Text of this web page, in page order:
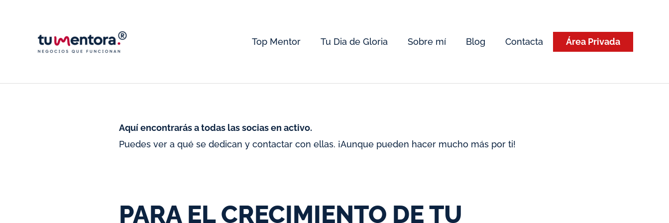
contenido
Top Mentor Tu Dia de Gloria Sobre mí Blog Contacta Área Privada
Aquí encontrarás a todas las socias en activo.
Puedes ver a qué se dedican y contactar con ellas. ¡Aunque pueden hacer mucho más por ti!
PARA EL CRECIMIENTO DE TU